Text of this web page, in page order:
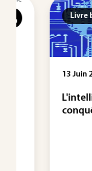
Livre blanc
13 Juin 2025
conquête